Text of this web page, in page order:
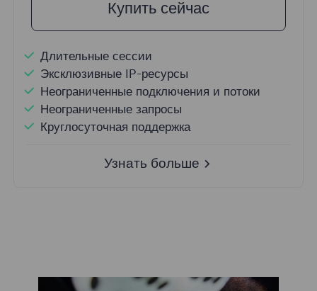
Купить сейчас
Длительные сессии
Эксклюзивные IP-ресурсы
Неограниченные подключения и потоки
Неограниченные запросы
Круглосуточная поддержка
Узнать больше